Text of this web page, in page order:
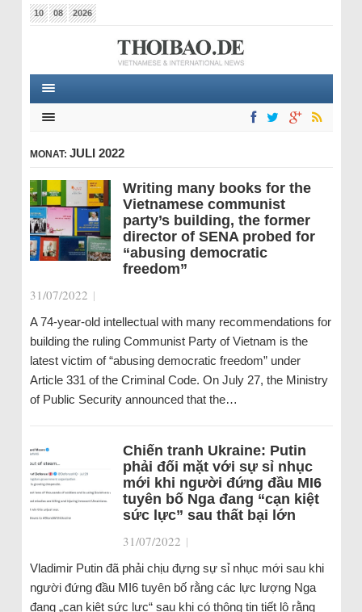
10 08 2026
MONAT: JULI 2022
Writing many books for the
Vietnamese communist
party’s building, the former
director of SENA probed for
“abusing democratic
freedom”
31/07/2022 |
A 74-year-old intellectual with many recommendations for
building the ruling Communist Party of Vietnam is the
latest victim of “abusing democratic freedom” under
Article 331 of the Criminal Code. On July 27, the Ministry
of Public Security announced that the…
Chiến tranh Ukraine: Putin
phải đối mặt với sự sỉ nhục
mới khi người đứng đầu MI6
tuyên bố Nga đang “cạn kiệt
sức lực” sau thất bại lớn
31/07/2022 |
Vladimir Putin đã phải chịu đựng sự sỉ nhục mới sau khi
người đứng đầu MI6 tuyên bố rằng các lực lượng Nga
đang „cạn kiệt sức lực“ sau khi có thông tin tiết lộ rằng